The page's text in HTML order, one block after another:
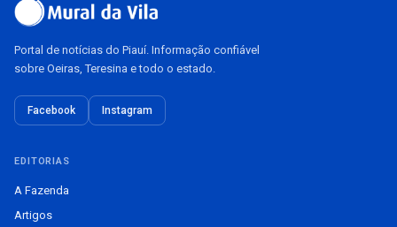
Portal de notícias do Piauí. Informação confiável
sobre Oeiras, Teresina e todo o estado.
Facebook Instagram
EDITORIAS
A Fazenda
Artigos